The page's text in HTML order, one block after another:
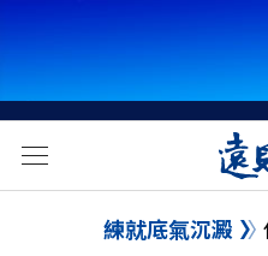
練就底氣沉澱